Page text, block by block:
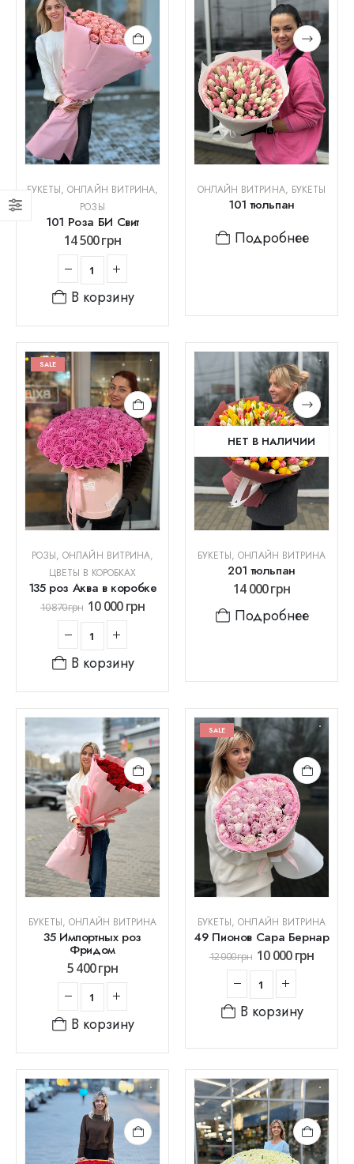
БУКЕТЫ,ОНЛАЙН ВИТРИНА,
РОЗЫ
101 Роза БИ Свит
14 500грн
В корзину
ОНЛАЙН ВИТРИНА, БУКЕТЫ
101 тюльпан
Подробнее
SALE
РОЗЫ,ОНЛАЙН ВИТРИНА,
ЦВЕТЫ В КОРОБКАХ
135 роз Аква в коробке
10 870грн 10 000грн
В корзину
НЕТ В НАЛИЧИИ
БУКЕТЫ,ОНЛАЙН ВИТРИНА
201 тюльпан
14 000грн
Подробнее
БУКЕТЫ,ОНЛАЙН ВИТРИНА
35 Импортных роз
Фридом
5 400грн
В корзину
SALE
БУКЕТЫ,ОНЛАЙН ВИТРИНА
49 Пионов Сара Бернар
12 000грн 10 000грн
В корзину